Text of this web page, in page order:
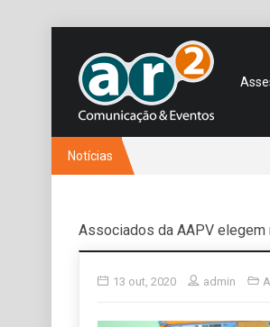
Notícias
Associados da AAPV
13 out, 2020 admin